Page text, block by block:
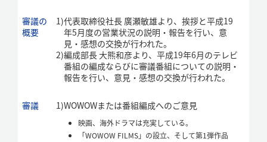
審議の
概要
1)代表取締役社長 廣瀬敏雄より、挨拶と平成19
年5月度の営業状況の説明・報告を行い、意
見・感想の交換が行われた。
2)編成部長 大熊和彦より、平成19年6月のテレビ
番組の編成ならびに審議番組についての説明・
報告を行い、意見・感想の交換が行われた。
審議 1)WOWOWまたは番組編成へのご意見
映画、海外ドラマは充実している。
「WOWOW FILMS」の設立、そして第1弾作品